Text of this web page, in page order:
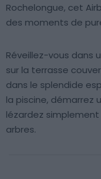
Rochelongue, cet
des moments de
Réveillez-vous dans
sur la terrasse
dans le splendide
la piscine, démarrez
lézardez simplement
arbres.